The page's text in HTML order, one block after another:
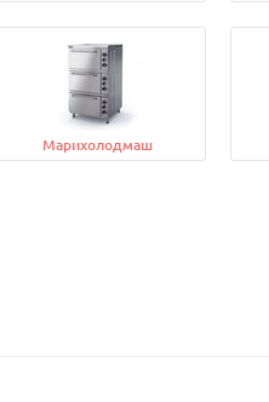
Марихолодмаш